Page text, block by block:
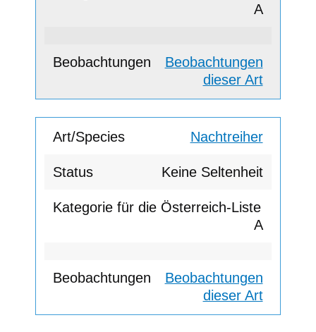
A
Beobachtungen
dieser Art
Nachtreiher
Keine Seltenheit
A
Beobachtungen
dieser Art